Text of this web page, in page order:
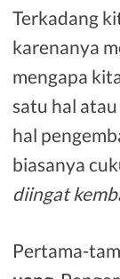
Terkadang
karenanya
mengapa
satu hal
hal
biasanya
diingat
Pertama-